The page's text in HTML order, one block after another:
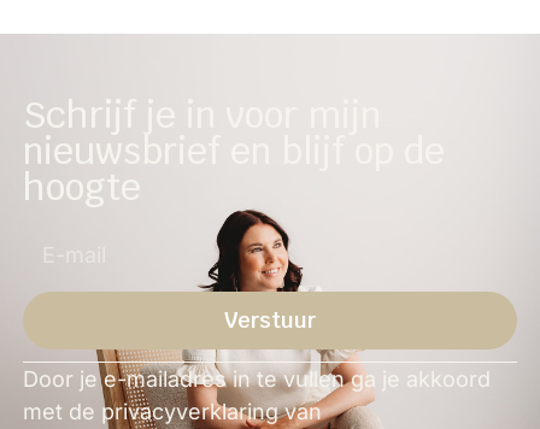
Schrijf je in voor mijn
nieuwsbrief en blijf op de
hoogte
Verstuur
Alternative:
Door je e-mailadres in te vullen ga je akkoord
met de privacyverklaring van